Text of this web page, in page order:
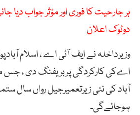
ہر جارحیت کا فوری اور مؤثر جواب دیا
دوٹوک اعلان
وزیرداخلہ نے ایف آئی اے ، اسلام
اےکی کارکردگی پربریفنگ دی ، جس
آباد کی نئی زیرتعمیرجیل رواں سال
ہوجائےگی۔